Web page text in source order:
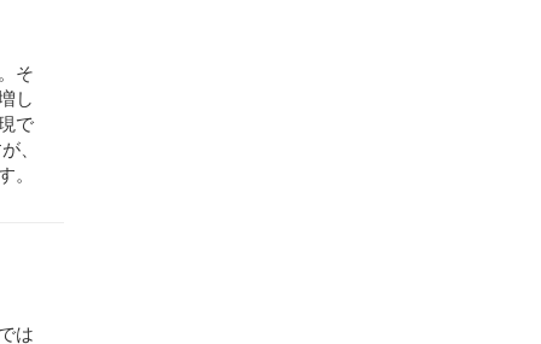
そ
し
で
、
は